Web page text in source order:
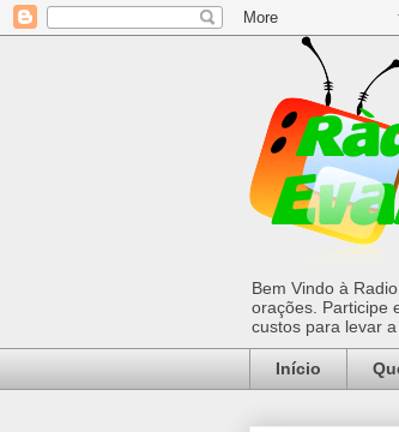
Bem Vindo à
orações. Participe
custos para levar
Início